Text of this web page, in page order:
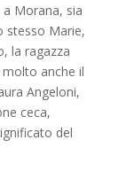
Morana, sia
stesso Marie,
la ragazza
anche il
Angeloni,
ceca,
del